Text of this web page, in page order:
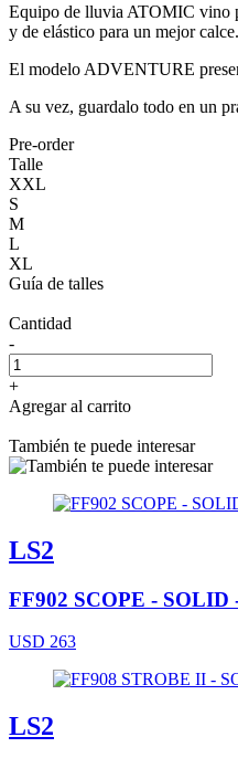
Equipo de lluvia ATOMIC vino
y de elástico para un mejor calce.
El modelo ADVENTURE
A su vez, guardalo todo en un
Pre-order
Talle
XXL
S
M
L
XL
Guía de talles
Cantidad
-
+
Agregar al carrito
También te puede interesar
LS2
FF902 SCOPE -
USD 263
LS2